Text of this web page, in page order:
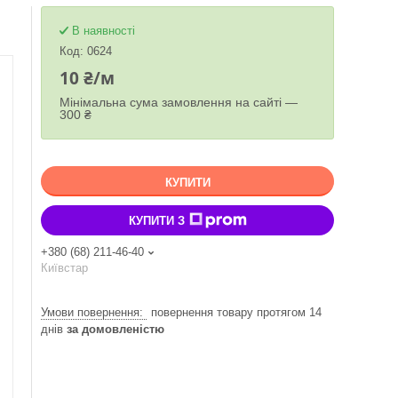
В наявності
Код: 0624
10 ₴/м
Мінімальна сума замовлення на сайті —
300 ₴
КУПИТИ
КУПИТИ З
+380 (68) 211-46-40
Київстар
повернення товару протягом 14
днів за домовленістю